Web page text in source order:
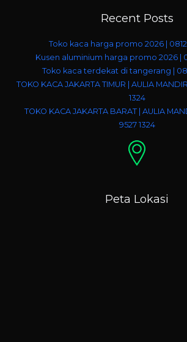
Recent Posts
Toko kaca harga promo 2026 | 0812
Kusen aluminium harga promo 2026 |
Toko kaca terdekat di tangerang |
TOKO KACA JAKARTA TIMUR | AULIA
1324
TOKO KACA JAKARTA BARAT | AULIA
9527 1324
Peta Lokasi